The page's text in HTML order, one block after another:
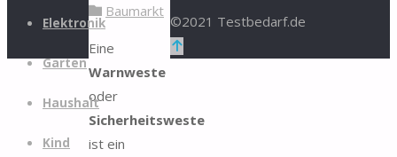
Elektronik
Garten
Haushalt
Kind
Baumarkt
Eine
Warnweste
oder
Sicherheitsweste
ist ein
©2021 Testbedarf.de
Zurück